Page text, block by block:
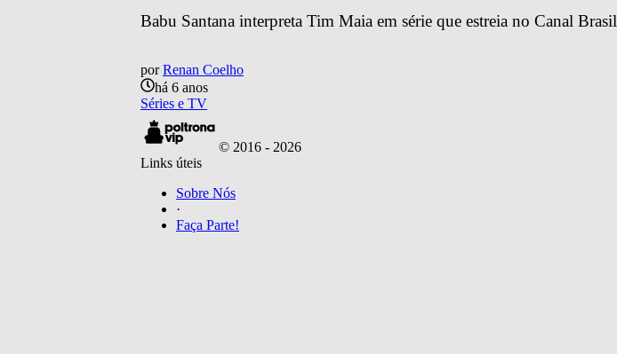
Babu Santana interpreta Tim Maia em série que estreia no Canal Brasil
por Renan Coelho
há 6 anos
Séries e TV
© 2016 - 2026
Links úteis
Sobre Nós
·
Faça Parte!